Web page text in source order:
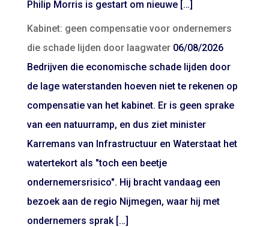
Philip Morris is gestart om nieuwe […]
Kabinet: geen compensatie voor ondernemers
die schade lijden door laagwater 06/08/2026
Bedrijven die economische schade lijden door
de lage waterstanden hoeven niet te rekenen op
compensatie van het kabinet. Er is geen sprake
van een natuurramp, en dus ziet minister
Karremans van Infrastructuur en Waterstaat het
watertekort als "toch een beetje
ondernemersrisico". Hij bracht vandaag een
bezoek aan de regio Nijmegen, waar hij met
ondernemers sprak […]